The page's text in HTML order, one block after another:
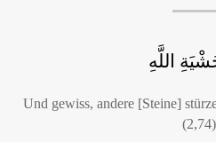
اللَّهِ
Und gewiss, andere [Steine]
(2,74)